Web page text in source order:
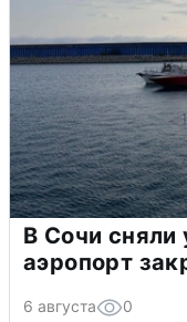
В Сочи сняли
аэропорт
6 августа 0